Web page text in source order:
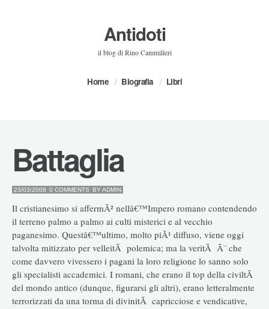
Antidoti
il blog di Rino Cammilleri
Home Biografia Libri
Battaglia
23/03/2008 0 COMMENTS BY ADMIN
Il cristianesimo si affermÃ² nellâ€™Impero romano contendendo
il terreno palmo a palmo ai culti misterici e al vecchio
paganesimo. Questâ€™ultimo, molto piÃ¹ diffuso, viene oggi
talvolta mitizzato per velleitÃ polemica; ma la veritÃ Ã¨ che
come davvero vivessero i pagani la loro religione lo sanno solo
gli specialisti accademici. I romani, che erano il top della civiltÃ
del mondo antico (dunque, figurarsi gli altri), erano letteralmente
terrorizzati da una torma di divinitÃ capricciose e vendicative,